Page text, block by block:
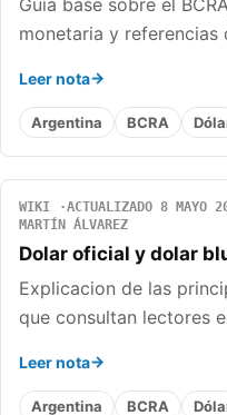
Guia base sobre el
monetaria y referencias
Leer nota
Argentina BCRA
WIKI ACTUALIZADO 8 MAYO
MARTÍN ÁLVAREZ
Dolar oficial y dolar
Explicacion de las
que consultan lectores
Leer nota
Argentina BCRA